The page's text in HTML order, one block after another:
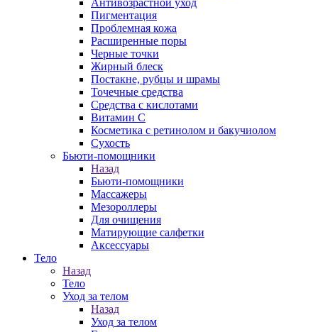
Антивозрастной уход
Пигментация
Проблемная кожа
Расширенные поры
Черные точки
Жирный блеск
Постакне, рубцы и шрамы
Точечные средства
Средства с кислотами
Витамин С
Косметика с ретинолом и бакучиолом
Сухость
Бьюти-помощники
Назад
Бьюти-помощники
Массажеры
Мезороллеры
Для очищения
Матирующие салфетки
Аксессуары
Тело
Назад
Тело
Уход за телом
Назад
Уход за телом